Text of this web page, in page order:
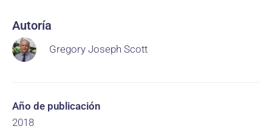
Autoría
Gregory Joseph Scott
Año de publicación
2018